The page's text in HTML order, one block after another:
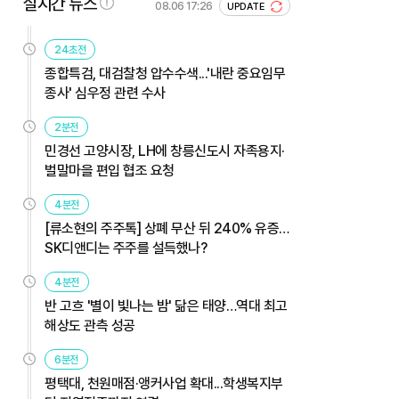
08.06 17:26 UPDATE
24초전
종합특검, 대검찰청 압수수색...'내란 중요임무
종사' 심우정 관련 수사
2분전
민경선 고양시장, LH에 창릉신도시 자족용지·
벌말마을 편입 협조 요청
4분전
[류소현의 주주톡] 상폐 무산 뒤 240% 유증…
SK디앤디는 주주를 설득했나?
4분전
반 고흐 '별이 빛나는 밤' 닮은 태양…역대 최고
해상도 관측 성공
6분전
평택대, 천원매점·앵커사업 확대...학생복지부